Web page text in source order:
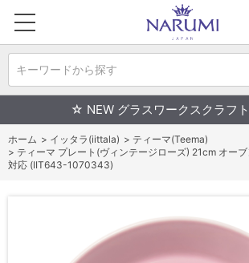
キーワードから探す
☆ NEW グラスワークスクラフ
ホーム > イッタラ(iittala) > ティーマ(Teema)
> ティーマ プレート(ヴィンテージローズ) 21cm オー
対応 (IIT643-1070343)